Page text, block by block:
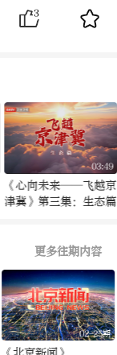
3
03:49
《心向未来——飞越京
津冀》第三集：生态篇
更多往期内容
02-25期